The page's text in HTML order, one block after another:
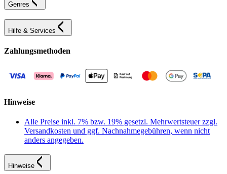
Genres
Hilfe & Services
Zahlungsmethoden
Hinweise
Alle Preise inkl. 7% bzw. 19% gesetzl. Mehrwertsteuer zzgl.
Versandkosten und ggf. Nachnahmegebühren, wenn nicht
anders angegeben.
Hinweise